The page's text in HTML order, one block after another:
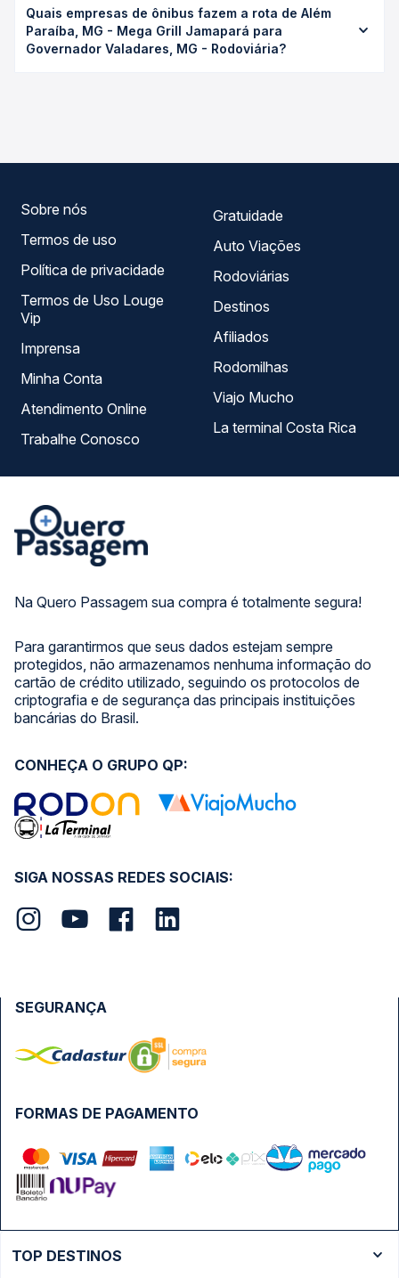
exata de cada opção na data desejada.
Mega Grill Jamapará para Governador Valadares, MG -
Rodoviária custa em média R$ 196,65 e varia conforme a
data da viagem, a empresa, o tipo de poltrona e a
Quais empresas de ônibus fazem a rota de Além
Paraíba, MG - Mega Grill Jamapará para
Governador Valadares, MG - Rodoviária?
Na Quero Passagem sua compra é totalmente segura!
Para garantirmos que seus dados estejam sempre
protegidos, não armazenamos nenhuma informação do
cartão de crédito utilizado, seguindo os protocolos de
criptografia e de segurança das principais instituições
bancárias do Brasil.
Sobre nós
Termos de uso
Política de privacidade
Termos de Uso Louge
Vip
Imprensa
Minha Conta
Atendimento Online
Trabalhe Conosco
Gratuidade
Auto Viações
Rodoviárias
Destinos
Afiliados
Rodomilhas
Viajo Mucho
La terminal Costa Rica
SIGA NOSSAS REDES SOCIAIS:
CONHEÇA O GRUPO QP:
FORMAS DE PAGAMENTO
SEGURANÇA
TOP DESTINOS